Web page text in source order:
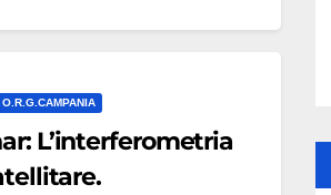
D’IMPRESA SpA
E L’ORDINE DEI GEOLOGI
Scarica il programma
L’interferometria